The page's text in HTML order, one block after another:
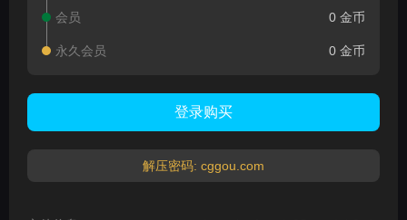
会员 0 金币
永久会员 0 金币
登录购买
解压密码: cggou.com